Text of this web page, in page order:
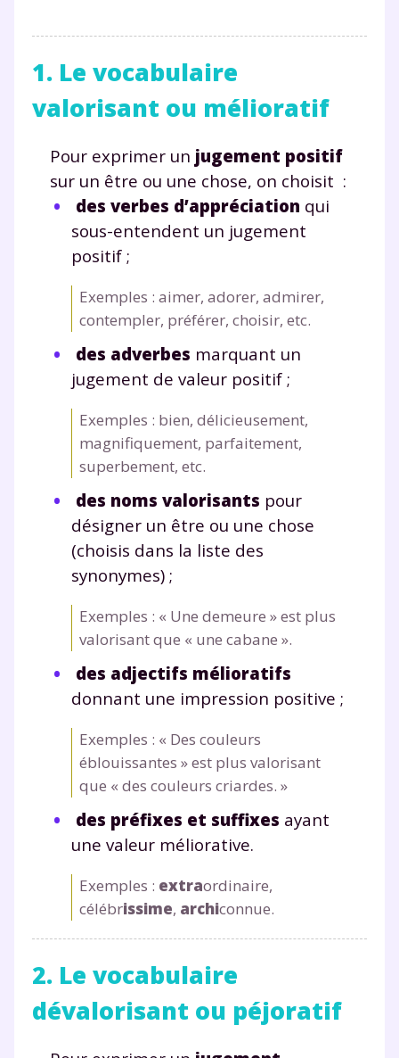
1. Le vocabulaire
valorisant ou mélioratif
Pour exprimer un jugement positif
sur un être ou une chose, on choisit :
des verbes d’appréciation qui
sous-entendent un jugement
positif ;
Exemples : aimer, adorer, admirer,
contempler, préférer, choisir, etc.
des adverbes marquant un
jugement de valeur positif ;
Exemples : bien, délicieusement,
magnifiquement, parfaitement,
superbement, etc.
des noms valorisants pour
désigner un être ou une chose
(choisis dans la liste des
synonymes) ;
Exemples : « Une demeure » est plus
valorisant que « une cabane ».
des adjectifs mélioratifs
donnant une impression positive ;
Exemples : « Des couleurs
éblouissantes » est plus valorisant
que « des couleurs criardes. »
des préfixes et suffixes ayant
une valeur méliorative.
Exemples : extraordinaire,
célébrissime, archiconnue.
2. Le vocabulaire
dévalorisant ou péjoratif